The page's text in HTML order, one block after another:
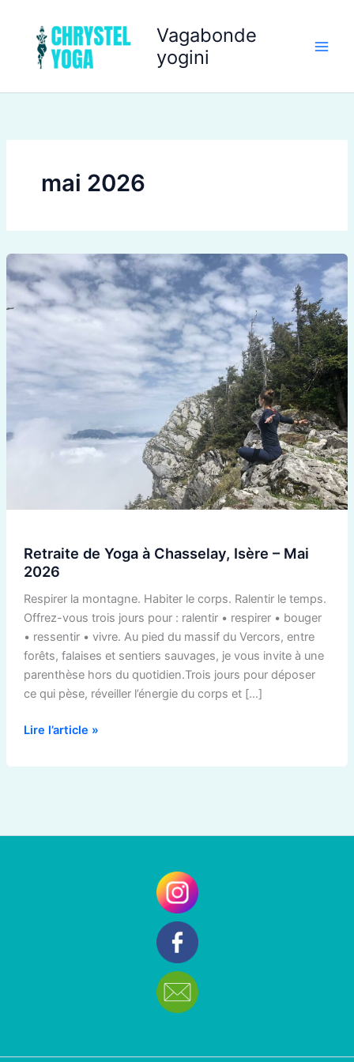
contenu
Vagabonde
yogini
mai 2026
Retraite de Yoga à Chasselay, Isère – Mai
2026
Respirer la montagne. Habiter le corps. Ralentir le temps.
Offrez-vous trois jours pour : ralentir • respirer • bouger
• ressentir • vivre. Au pied du massif du Vercors, entre
forêts, falaises et sentiers sauvages, je vous invite à une
parenthèse hors du quotidien.Trois jours pour déposer
ce qui pèse, réveiller l’énergie du corps et […]
Retraite
de
Yoga
à
–
Mai
Lire l’article »